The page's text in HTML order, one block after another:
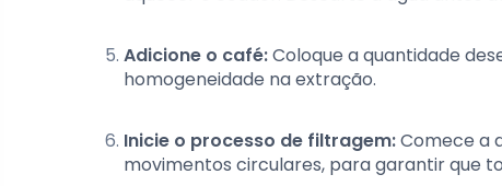
Adicione o café:Coloque a quantidade
homogeneidade na extração.
Inicie o processo de filtragem:Comece a
movimentos circulares, para garantir que